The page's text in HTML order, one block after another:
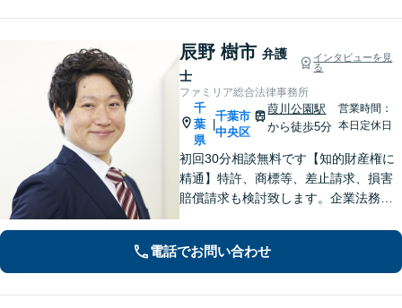
辰野 樹市 弁護
士
インタビューを見
る
ファミリア総合法律事務所
千
葉
県
千葉市
中央区
葭川公園駅
から徒歩5分
営業時間：
本日定休日
初回30分相談無料です【知的財産権に
精通】特許、商標等、差止請求、損害
賠償請求も検討致します。企業法務・
な事案でも全力で対応します。千葉県
内に限らず、関東エリア内であれば出
張可
電話でお問い合わせ